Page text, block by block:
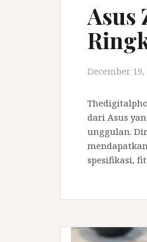
Asus
December 19,
dari Asus
unggulan.
spesifikasi,